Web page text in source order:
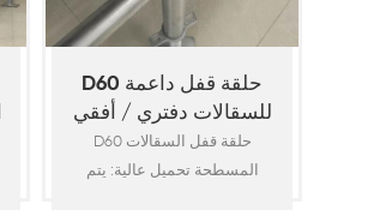
1576. سقالات
كويكستاجالمكونات الرئيسية:
رأسي (قياسي) ، أفقي (دفتر
ال10
D60 حلقة قفل داعمة
للسقالات دفتري / أفقي
D60 حلقة قفل السقالات
المسطحة تحميل عالية: يتم